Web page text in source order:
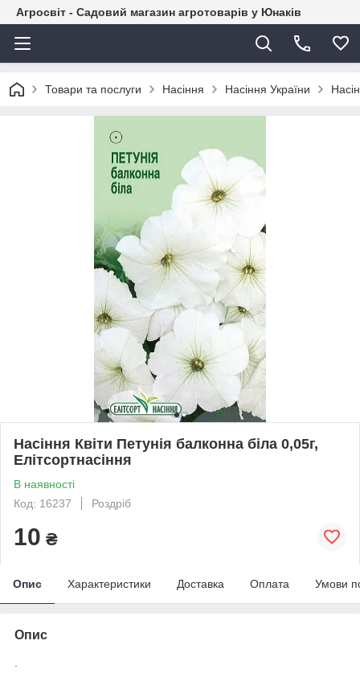
Агросвіт - Садовий магазин агротоварів у Юнаків
Товари та послуги Насіння Насіння України
Насіння Квіти Петунія балконна біла 0,05г,
Елітсортнасіння
В наявності
Код: 16237
Роздріб
10 ₴
Опис Характеристики Доставка Оплата Умови
Опис